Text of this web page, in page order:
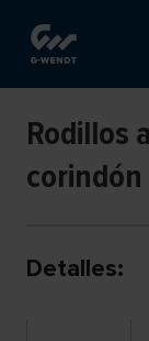
Rodillos
Detalles: